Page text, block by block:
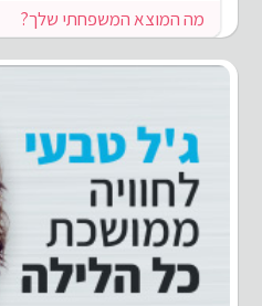
מה המוצא המשפחתי שלך?